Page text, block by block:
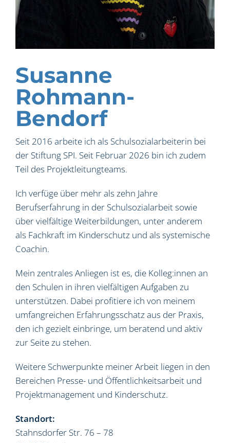
Susanne
Rohmann-
Bendorf
Seit 2016 arbeite ich als Schulsozialarbeiterin bei
der Stiftung SPI. Seit Februar 2026 bin ich zudem
Teil des Projektleitungteams.
Ich verfüge über mehr als zehn Jahre
Berufserfahrung in der Schulsozialarbeit sowie
über vielfältige Weiterbildungen, unter anderem
als Fachkraft im Kinderschutz und als systemische
Coachin.
Mein zentrales Anliegen ist es, die Kolleg:innen an
den Schulen in ihren vielfältigen Aufgaben zu
unterstützen. Dabei profitiere ich von meinem
umfangreichen Erfahrungsschatz aus der Praxis,
den ich gezielt einbringe, um beratend und aktiv
zur Seite zu stehen.
Weitere Schwerpunkte meiner Arbeit liegen in den
Bereichen Presse- und Öffentlichkeitsarbeit und
Projektmanagement und Kinderschutz.
Standort:
Stahnsdorfer Str. 76 – 78